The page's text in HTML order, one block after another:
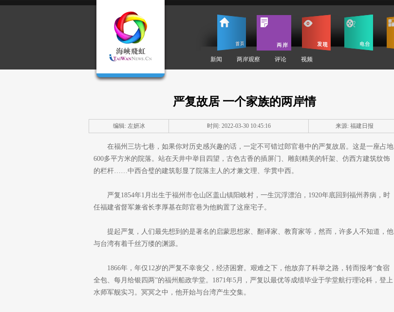
新闻 两岸观察 评论 视频
严复故居 一个家族的两岸情
编辑: 左妍冰 时间: 2022-03-30 10:45:16 来源: 福建日报
在福州三坊七巷，如果你对历史感兴趣的话，一定不可错过郎官巷中的严复故居。这是一座占地
600多平方米的院落。站在天井中举目四望，古色古香的插屏门、雕刻精美的轩架、仿西方建筑纹饰
的栏杆……中西合璧的建筑彰显了院落主人的才兼文理、学贯中西。
严复1854年1月出生于福州市仓山区盖山镇阳岐村，一生沉浮漂泊，1920年底回到福州养病，时
任福建省督军兼省长李厚基在郎官巷为他购置了这座宅子。
提起严复，人们最先想到的是著名的启蒙思想家、翻译家、教育家等，然而，许多人不知道，他
与台湾有着千丝万缕的渊源。
1866年，年仅12岁的严复不幸丧父，经济困窘。艰难之下，他放弃了科举之路，转而报考“食宿
全包、每月给银四两”的福州船政学堂。1871年5月，严复以最优等成绩毕业于学堂航行理论科，登上
水师军舰实习。冥冥之中，他开始与台湾产生交集。